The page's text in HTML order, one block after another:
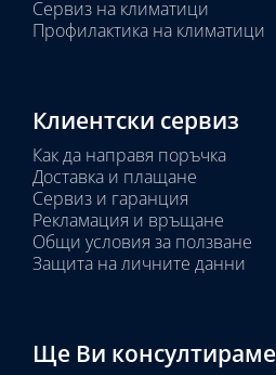
Сервиз на климатици
Профилактика на климатици
Клиентски сервиз
Как да направя поръчка
Доставка и плащане
Сервиз и гаранция
Рекламация и връщане
Общи условия за ползване
Защита на личните данни
Ще Ви консултираме